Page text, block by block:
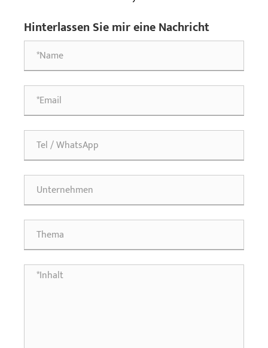
Hinterlassen Sie mir eine Nachricht